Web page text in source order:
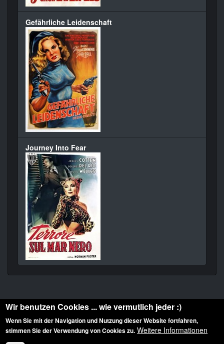
Gefährliche Leidenschaft
Journey Into Fear
Diese Website ist urheberrechtlich geschützt: © 2010-2026 der Film Noir de. Alle
Rechte vorbehalten.
Wir benutzen Cookies ... wie vermutlich jeder :)
Wenn Sie mit der Navigation und Nutzung dieser Website fortfahren,
stimmen Sie der Verwendung von Cookies zu. Weitere Informationen